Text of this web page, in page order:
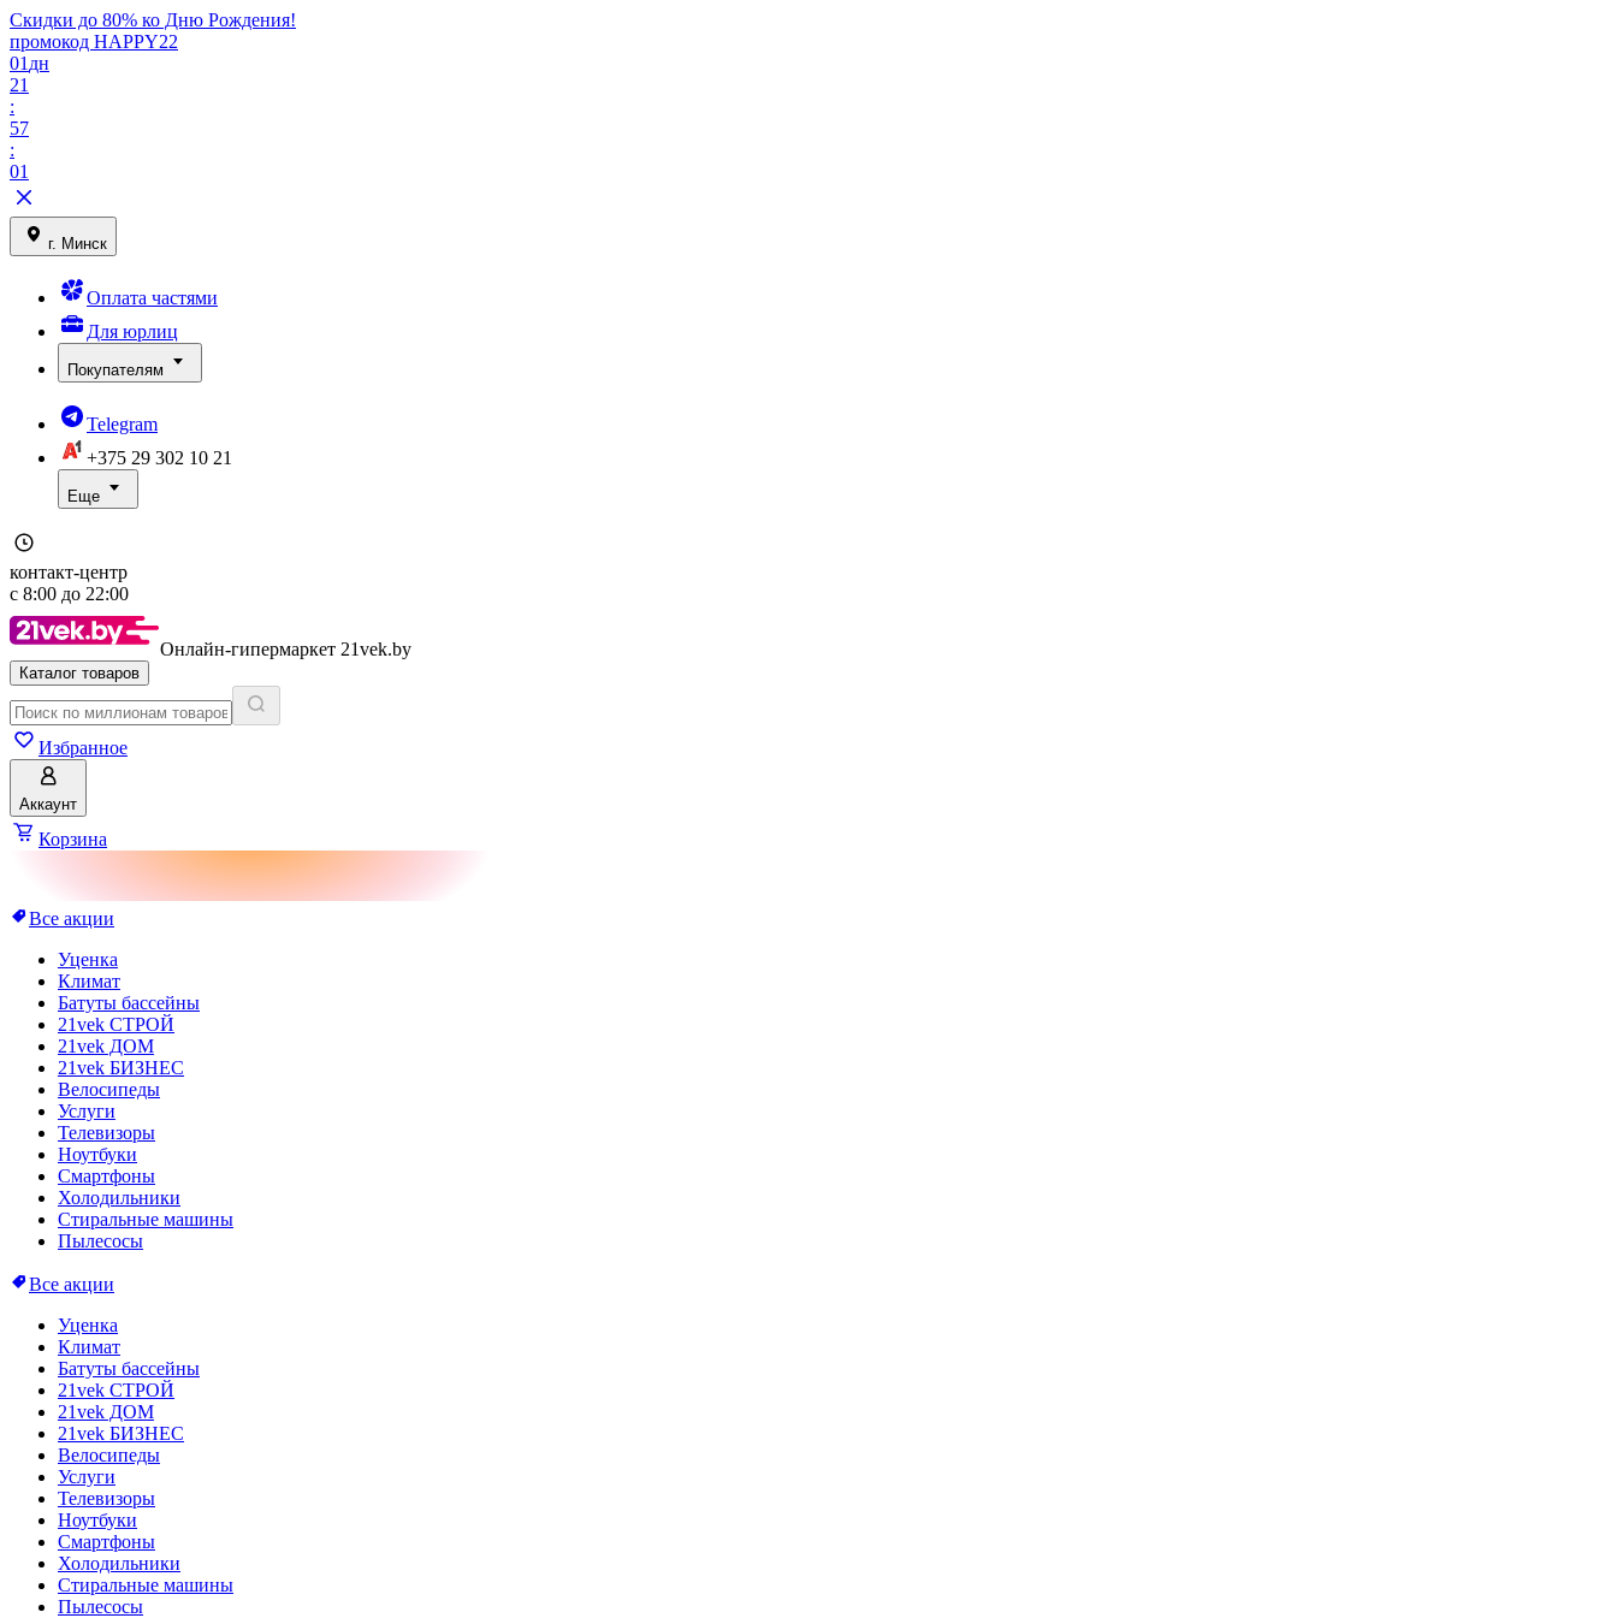
Скидки до 80% ко Дню Рождения!
промокод HAPPY22
01 дн
21
:
57
:
01
г. Минск
Оплата частями
Для юрлиц
Покупателям
Telegram
+375 29 302 10 21
Еще
контакт-центр
с 8:00 до 22:00
Онлайн-гипермаркет 21vek.by
Каталог товаров
Избранное
Аккаунт
Корзина
Все акции
Уценка
Климат
Батуты бассейны
21vek СТРОЙ
21vek ДОМ
21vek БИЗНЕС
Велосипеды
Услуги
Телевизоры
Ноутбуки
Смартфоны
Холодильники
Стиральные машины
Пылесосы
Все акции
Уценка
Климат
Батуты бассейны
21vek СТРОЙ
21vek ДОМ
21vek БИЗНЕС
Велосипеды
Услуги
Телевизоры
Ноутбуки
Смартфоны
Холодильники
Стиральные машины
Пылесосы